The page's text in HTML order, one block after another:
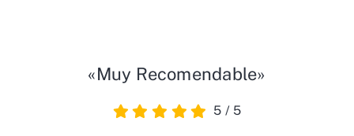
«Muy Recomendable»
5 / 5